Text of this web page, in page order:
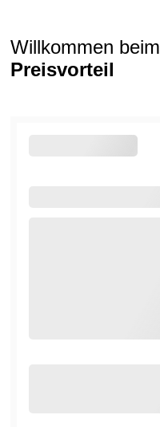
Willkommen beim
Preisvorteil